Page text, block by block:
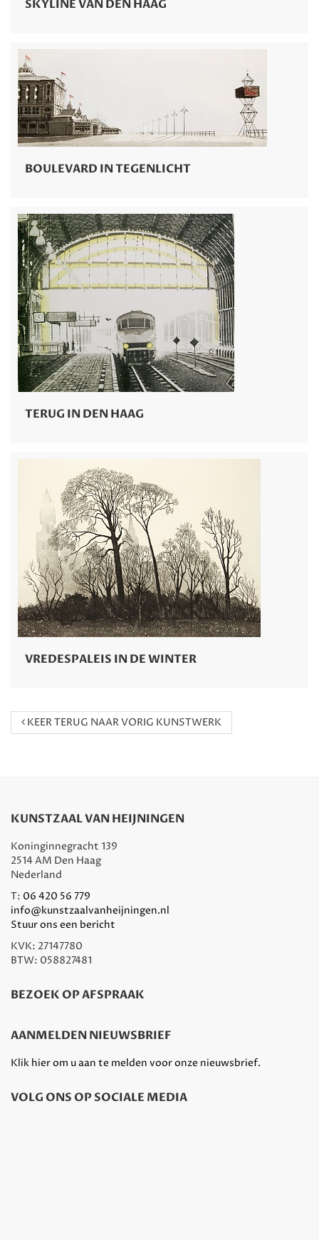
SKYLINE VAN DEN HAAG
BOULEVARD IN TEGENLICHT
TERUG IN DEN HAAG
VREDESPALEIS IN DE WINTER
KEER TERUG NAAR VORIG KUNSTWERK
KUNSTZAAL VAN HEIJNINGEN
Koninginnegracht 139
2514 AM Den Haag
Nederland
T: 06 420 56 779
info@kunstzaalvanheijningen.nl
Stuur ons een bericht
KVK: 27147780
BTW: 058827481
BEZOEK OP AFSPRAAK
AANMELDEN NIEUWSBRIEF
Klik hier om u aan te melden voor onze nieuwsbrief.
VOLG ONS OP SOCIALE MEDIA